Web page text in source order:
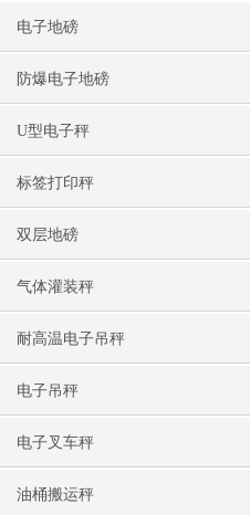
电子地磅
防爆电子地磅
U型电子秤
标签打印秤
双层地磅
气体灌装秤
耐高温电子吊秤
电子吊秤
电子叉车秤
油桶搬运秤